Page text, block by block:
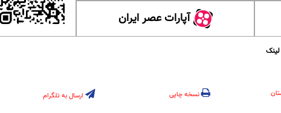
آپارات عصر ایران
نسخه چاپی ارسال به تلگرام